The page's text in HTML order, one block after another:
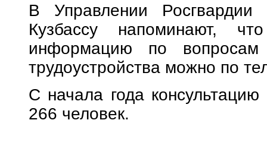
В Управлении
Кузбассу напоминают,
информацию по
трудоустройства можно по
С начала года
266 человек.